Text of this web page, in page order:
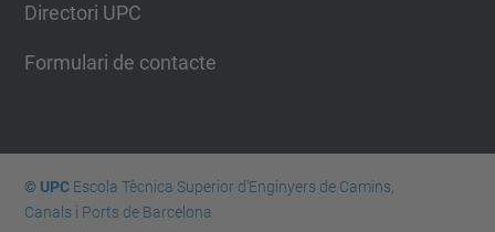
Directori UPC
Formulari de contacte
© UPCEscola Tècnica Superior d'Enginyers de Camins,
Canals i Ports de Barcelona